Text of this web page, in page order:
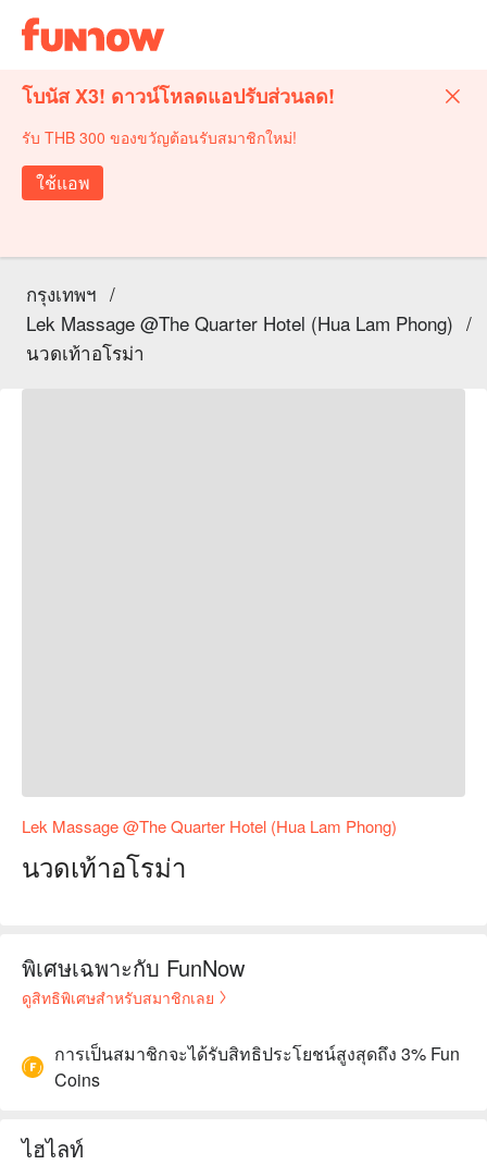
โบนัส X3! ดาวน์โหลดแอปรับส่วนลด!
รับ THB 300 ของขวัญต้อนรับสมาชิกใหม่!
ใช้แอพ
กรุงเทพฯ /
Lek Massage @The Quarter Hotel (Hua Lam Phong) /
นวดเท้าอโรม่า
Lek Massage @The Quarter Hotel (Hua Lam Phong)
นวดเท้าอโรม่า
พิเศษเฉพาะกับ FunNow
ดูสิทธิพิเศษสำหรับสมาชิกเลย
การเป็นสมาชิกจะได้รับสิทธิประโยชน์สูงสุดถึง 3% Fun
Coins
ไฮไลท์